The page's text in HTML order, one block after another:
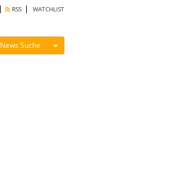
RSS WATCHLIST
News Suche Menü ein-/ausblenden